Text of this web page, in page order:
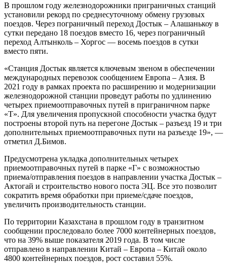
В прошлом году железнодорожники приграничных станций
установили рекорд по среднесуточному обмену грузовых
поездов. Через пограничный переход Достык – Алашанькоу в
сутки передано 18 поездов вместо 16, через пограничный
переход Алтынколь – Хоргос — восемь поездов в сутки
вместо пяти.
«Станция Достык является ключевым звеном в обеспечении
международных перевозок сообщением Европа – Азия. В
2021 году в рамках проекта по расширению и модернизации
железнодорожной станции проведут работы по удлинению
четырех приемоотправочных путей в приграничном парке
«Т». Для увеличения пропускной способности участка будут
построены второй путь на перегоне Достык – разъезд 19 и три
дополнительных приемоотправочных пути на разъезде 19», —
отметил Д.Бимов.
Предусмотрена укладка дополнительных четырех
приемоотправочных путей в парке «Г» с возможностью
приема/отправления поездов в направлении участка Достык –
Актогай и строительство нового поста ЭЦ. Все это позволит
сократить время обработки при приеме/сдаче поездов,
увеличить производительность станции.
По территории Казахстана в прошлом году в транзитном
сообщении проследовало более 7000 контейнерных поездов,
что на 39% выше показателя 2019 года. В том числе
отправлено в направлении Китай – Европа – Китай около
4800 контейнерных поездов, рост составил 55%.